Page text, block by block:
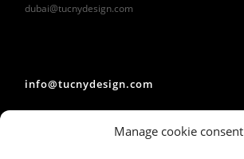
Manage cookie consent
dubai@tucnydesign.com
info@tucnydesign.com